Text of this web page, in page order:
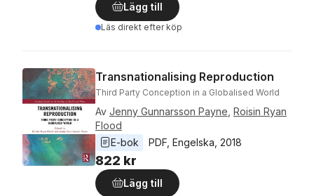
Lägg till
Läs direkt efter köp
Transnationalising Reproduction
Third Party Conception in a Globalised World
Av Jenny Gunnarsson Payne Roisin Ryan
Flood
E-bok
PDF Engelska 2018
822 kr
Lägg till